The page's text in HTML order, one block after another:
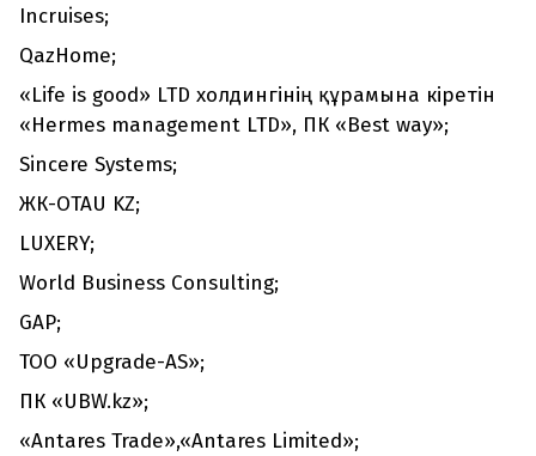
Incruises;
QazHome;
«Life is good» LTD холдингінің құрамына кіретін
«Hermes management LTD», ПК «Best way»;
Sincere Systems;
ЖК-ОTAU KZ;
LUXERY;
World Business Consulting;
GAP;
ТОО «Upgrade-AS»;
ПК «UBW.kz»;
«Antares Trade»,«Antares Limited»;